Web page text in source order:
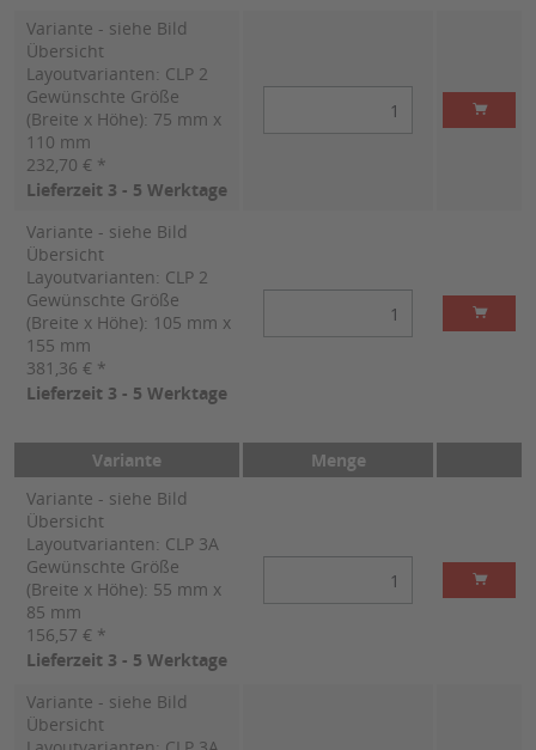
Variante - siehe Bild
Übersicht
Layoutvarianten: CLP 2
Gewünschte Größe
(Breite x Höhe): 75 mm x
110 mm
232,70 € *
Lieferzeit 3 - 5 Werktage
Variante - siehe Bild
Übersicht
Layoutvarianten: CLP 2
Gewünschte Größe
(Breite x Höhe): 105 mm x
155 mm
381,36 € *
Lieferzeit 3 - 5 Werktage
Variante
Menge
Variante - siehe Bild
Übersicht
Layoutvarianten: CLP 3A
Gewünschte Größe
(Breite x Höhe): 55 mm x
85 mm
156,57 € *
Lieferzeit 3 - 5 Werktage
Variante - siehe Bild
Übersicht